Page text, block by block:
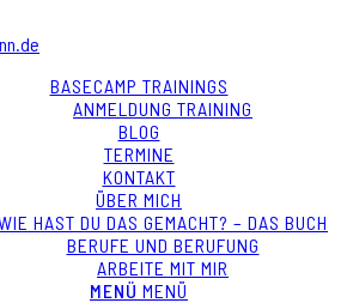
BASECAMP TRAININGS
ANMELDUNG TRAINING
BLOG
TERMINE
KONTAKT
ÜBER MICH
HAST DU DAS GEMACHT? – DAS BUCH
BERUFE UND BERUFUNG
ARBEITE MIT MIR
MENÜ MENÜ